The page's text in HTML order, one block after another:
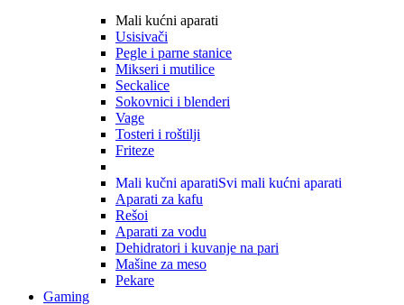
Mali kućni aparati
Usisivači
Pegle i parne stanice
Mikseri i mutilice
Seckalice
Sokovnici i blenderi
Vage
Tosteri i roštilji
Friteze
Mali kučni aparatiSvi mali kućni aparati
Aparati za kafu
Rešoi
Aparati za vodu
Dehidratori i kuvanje na pari
Mašine za meso
Pekare
Gaming